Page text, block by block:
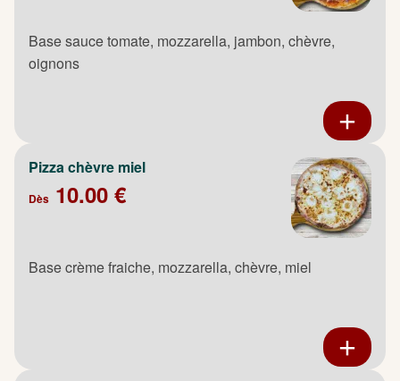
Base sauce tomate, mozzarella, jambon, chèvre,
oignons
Pizza chèvre miel
Dès 10.00 €
Base crème fraiche, mozzarella, chèvre, miel